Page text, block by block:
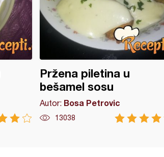
Pržena piletina u
bešamel sosu
Autor: Bosa Petrovic
13038